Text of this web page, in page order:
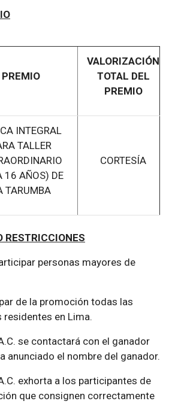
PREMIO
VALORIZACIÓN
TOTAL DEL
PREMIO
INTEGRAL
TALLER
16 AÑOS) DE
TARUMBA
CORTESÍA
RESTRICCIONES
personas mayores de
de la promoción todas las
residentes en Lima.
se contactará con el ganador
anunciado el nombre del ganador.
exhorta a los participantes de
que consignen correctamente